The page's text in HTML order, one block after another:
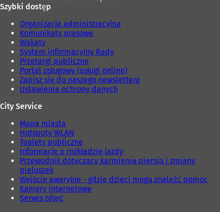
Szybki dostęp
Organizacja administracyjna
Komunikaty prasowe
Wakaty
System informacyjny Rady
Przetargi publiczne
Portal usługowy (usługi online)
Zapisz się do naszego newslettera
Ustawienia ochrony danych
City Service
Mapa miasta
Hotspoty WLAN
Toalety publiczne
Informacje o rozkładzie jazdy
Przewodnik dotyczący karmienia piersią i zmiany
pieluszek
Wejście awaryjne - gdzie dzieci mogą znaleźć pomoc
Kamery internetowe
Serwis zdjęć